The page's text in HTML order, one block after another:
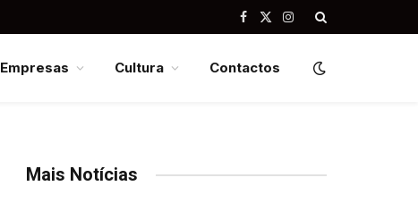
Facebook
X
Instagram
Empresas Cultura Contactos
Mais Notícias